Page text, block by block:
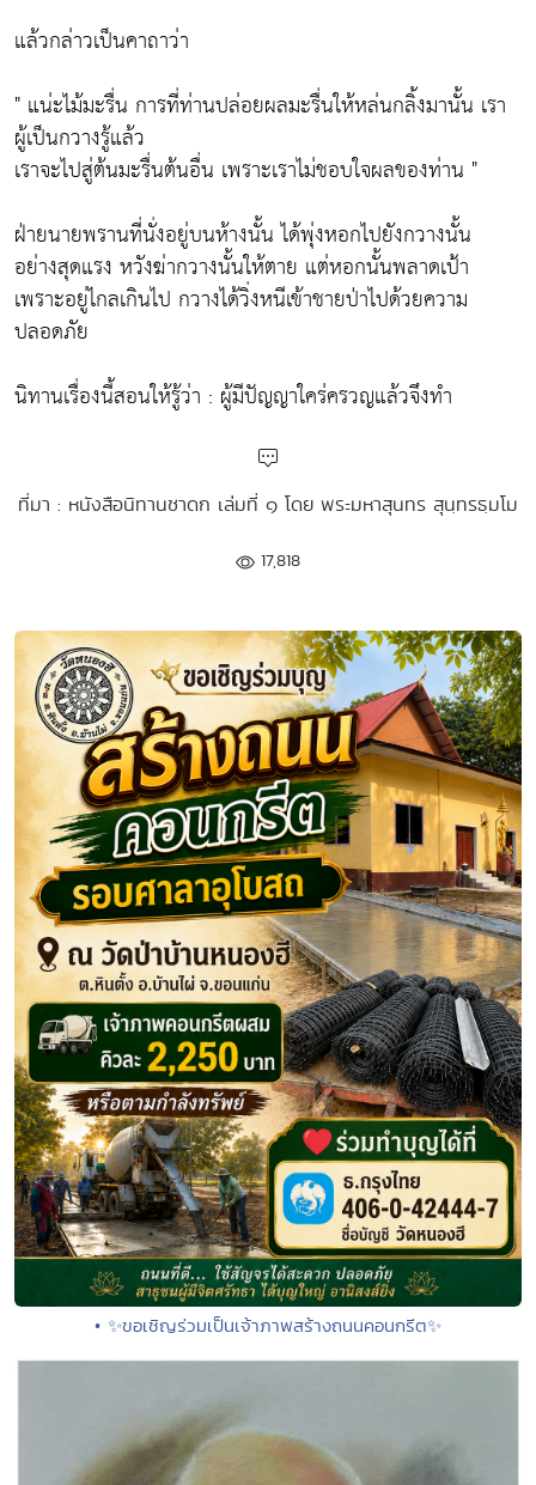
แล้วกล่าวเป็นคาถาว่า
" แน่ะไม้มะรื่น การที่ท่านปล่อยผลมะรื่นให้หล่นกลิ้งมานั้น เรา
ผู้เป็นกวางรู้แล้ว
เราจะไปสู่ต้นมะรื่นต้นอื่น เพราะเราไม่ชอบใจผลของท่าน "
ฝ่ายนายพรานที่นั่งอยู่บนห้างนั้น ได้พุ่งหอกไปยังกวางนั้น
อย่างสุดแรง หวังฆ่ากวางนั้นให้ตาย แต่หอกนั้นพลาดเป้า
เพราะอยู่ไกลเกินไป กวางได้วิ่งหนีเข้าชายป่าไปด้วยความ
ปลอดภัย
นิทานเรื่องนี้สอนให้รู้ว่า : ผู้มีปัญญาใคร่ครวญแล้วจึงทำ
ที่มา : หนังสือนิทานชาดก เล่มที่ ๑ โดย พระมหาสุนทร สุนฺทรธฺมโม
17,818
• ✨ขอเชิญร่วมเป็นเจ้าภาพสร้างถนนคอนกรีต✨